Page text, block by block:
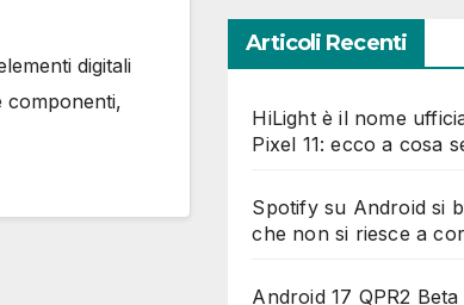
digitali
componenti,
i
a
c
o
i
a
)
Articoli Recenti
HiLight è il nome
Pixel 11: ecco a cosa
Spotify su Android si
che non si riesce a
Android 17 QPR2